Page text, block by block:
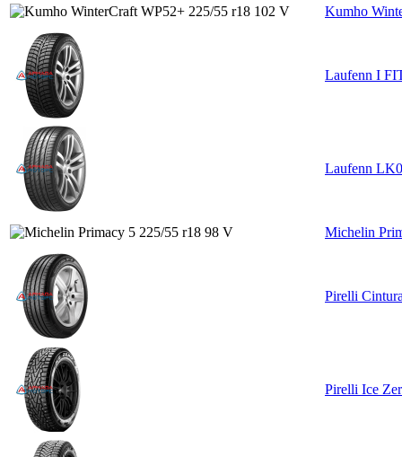
Kumho
Laufenn I
Laufenn
Michelin
Pirelli
Pirelli Ice